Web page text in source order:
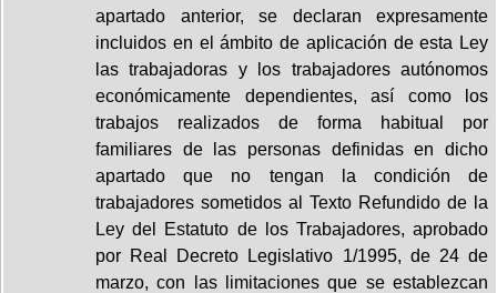
apartado anterior, se declaran expresamente
incluidos en el ámbito de aplicación de esta Ley
las trabajadoras y los trabajadores autónomos
económicamente dependientes, así como los
trabajos realizados de forma habitual por
familiares de las personas definidas en dicho
apartado que no tengan la condición de
trabajadores sometidos al Texto Refundido de la
Ley del Estatuto de los Trabajadores, aprobado
por Real Decreto Legislativo 1/1995, de 24 de
marzo, con las limitaciones que se establezcan